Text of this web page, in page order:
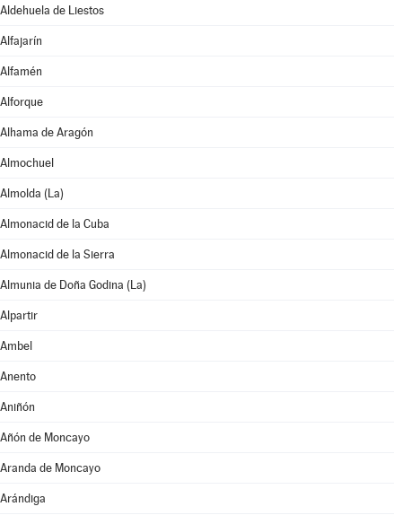
Aldehuela de Liestos
Alfajarín
Alfamén
Alforque
Alhama de Aragón
Almochuel
Almolda (La)
Almonacid de la Cuba
Almonacid de la Sierra
Almunia de Doña Godina (La)
Alpartir
Ambel
Anento
Aniñón
Añón de Moncayo
Aranda de Moncayo
Arándiga